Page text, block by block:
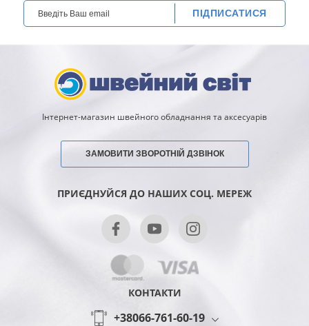
ПІДПИСАТИСЯ
Інтернет-магазин швейного обладнання та аксесуарів
ЗАМОВИТИ ЗВОРОТНІЙ ДЗВІНОК
ПРИЄДНУЙСЯ ДО НАШИХ СОЦ. МЕРЕЖ
КОНТАКТИ
+38066-761-60-19